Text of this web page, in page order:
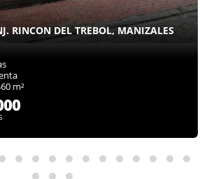
RINCON DEL TREBOL, MANIZALES
m²